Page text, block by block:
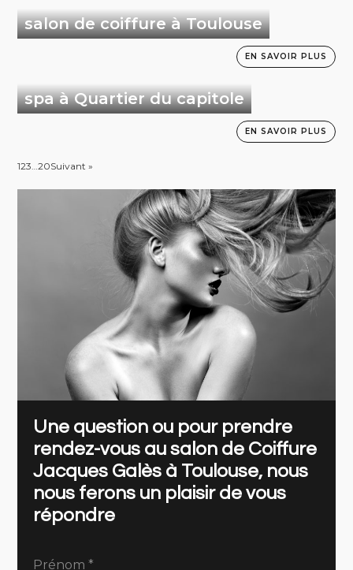
salon de coiffure à Toulouse
EN SAVOIR PLUS
spa à Quartier du capitole
EN SAVOIR PLUS
123 …20Suivant »
Une question ou pour prendre
rendez-vous au salon de Coiffure
Jacques Galès à Toulouse, nous
nous ferons un plaisir de vous
répondre
Prénom*